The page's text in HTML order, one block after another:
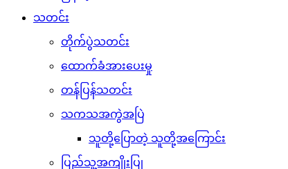
သတင်း
တိုက်ပွဲသတင်း
ထောက်ခံအားပေးမှု
တန်ပြန်သတင်း
သကသအကွဲအပြဲ
သူတို့ပြောတဲ့ သူတို့အကြောင်း
ပြည်သူ့အကျိုးပြု